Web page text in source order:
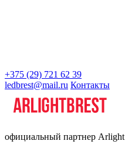
+375 (29) 721 62 39
ledbrest@mail.ru Контакты
официальный партнер Arlight